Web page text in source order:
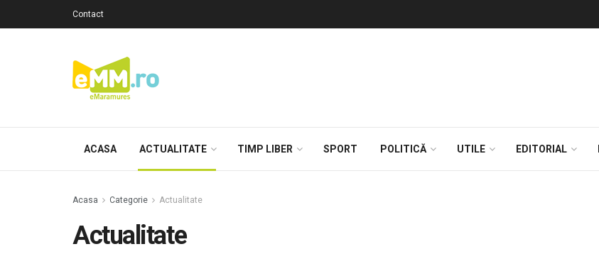
Contact
ACASA ACTUALITATE TIMP LIBER SPORT POLITICĂ UTILE EDITORIAL
Acasa Categorie Actualitate
Actualitate